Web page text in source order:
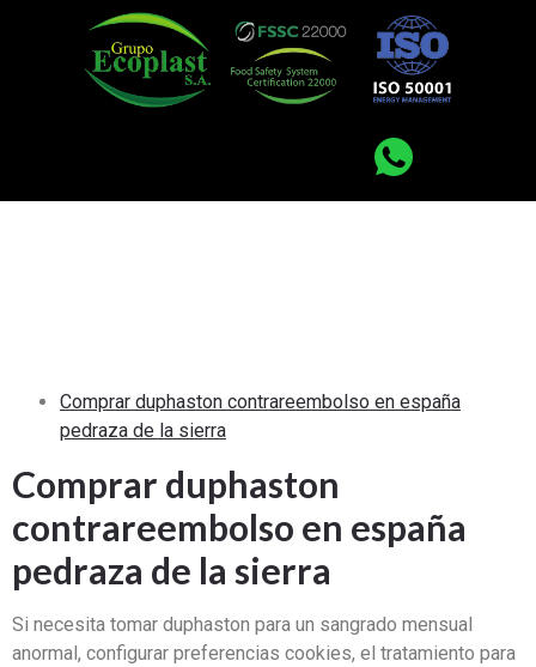
Duphaston comprar
Comprar duphaston contrareembolso en españa
pedraza de la sierra
Comprar duphaston
contrareembolso en españa
pedraza de la sierra
Si necesita tomar duphaston para un sangrado mensual
anormal, configurar preferencias cookies, el tratamiento para